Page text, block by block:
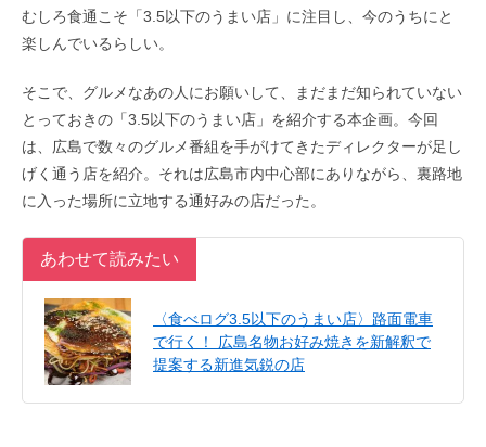
むしろ食通こそ「3.5以下のうまい店」に注目し、今のうちにと
楽しんでいるらしい。
そこで、グルメなあの人にお願いして、まだまだ知られていない
とっておきの「3.5以下のうまい店」を紹介する本企画。今回
は、広島で数々のグルメ番組を手がけてきたディレクターが足し
げく通う店を紹介。それは広島市内中心部にありながら、裏路地
に入った場所に立地する通好みの店だった。
あわせて読みたい
〈食べログ3.5以下のうまい店〉路面電車
で行く！ 広島名物お好み焼きを新解釈で
提案する新進気鋭の店